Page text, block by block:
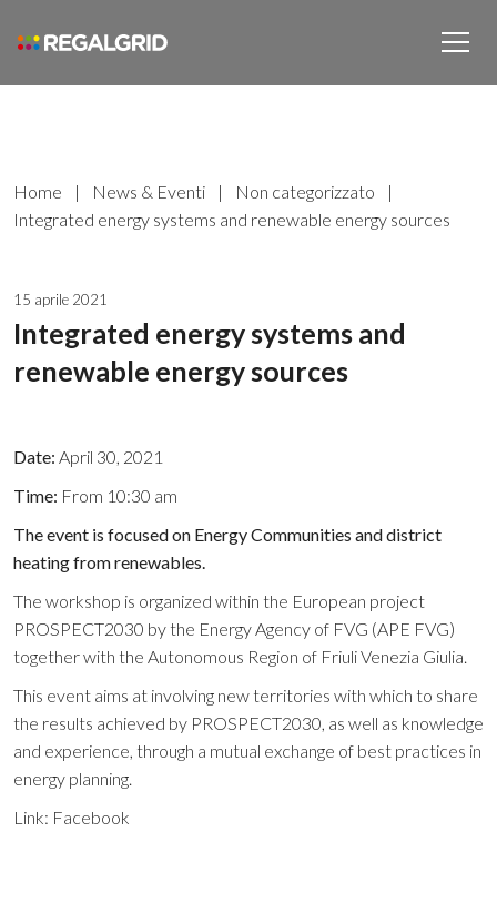
Home | News & Eventi | Non categorizzato
|
Integrated energy systems and renewable energy sources
15 aprile 2021
Integrated energy systems and
renewable energy sources
Date: April 30, 2021
Time: From 10:30 am
The event is focused on Energy Communities and district
heating from renewables.
The workshop is organized within the European project
PROSPECT2030 by the Energy Agency of FVG (APE FVG)
together with the Autonomous Region of Friuli Venezia Giulia.
This event aims at involving new territories with which to share
the results achieved by PROSPECT2030, as well as knowledge
and experience, through a mutual exchange of best practices in
energy planning.
Link: Facebook